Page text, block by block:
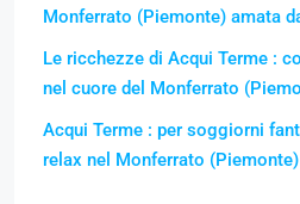
Monferrato (Piemonte) amata
Le ricchezze di Acqui Terme :
nel cuore del Monferrato
Acqui Terme : per soggiorni
relax nel Monferrato (Piemonte)